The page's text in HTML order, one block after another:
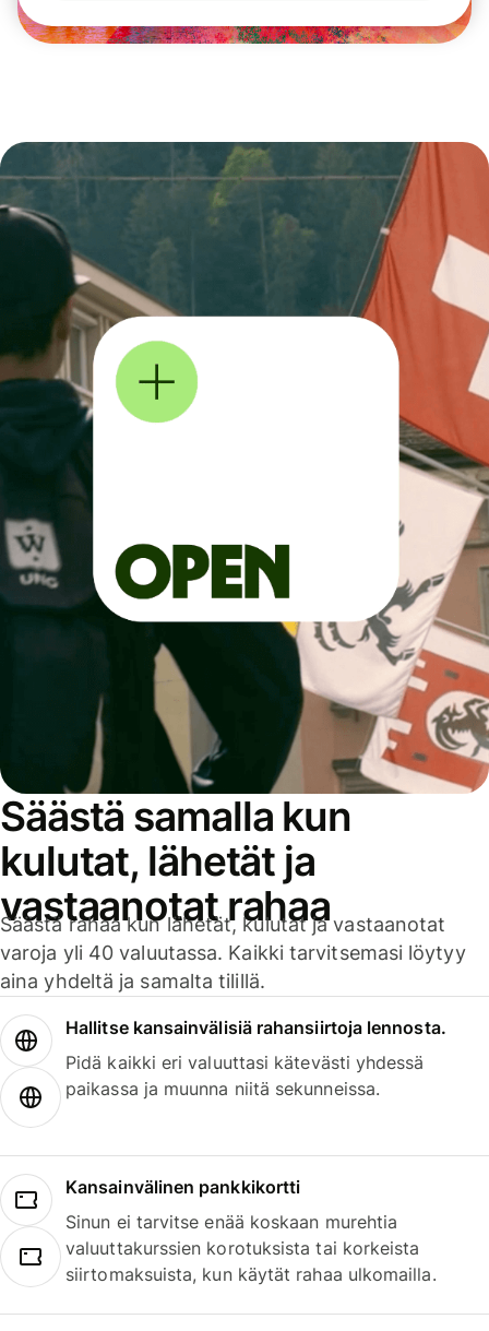
Säästä samalla kun
kulutat, lähetät ja
vastaanotat rahaa
Säästä rahaa kun lähetät, kulutat ja vastaanotat
varoja yli 40 valuutassa. Kaikki tarvitsemasi löytyy
aina yhdeltä ja samalta tilillä.
Hallitse kansainvälisiä rahansiirtoja lennosta.
Pidä kaikki eri valuuttasi kätevästi yhdessä
paikassa ja muunna niitä sekunneissa.
Kansainvälinen pankkikortti
Sinun ei tarvitse enää koskaan murehtia
valuuttakurssien korotuksista tai korkeista
siirtomaksuista, kun käytät rahaa ulkomailla.